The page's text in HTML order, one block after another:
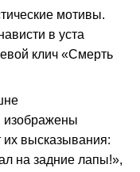
мотивы.
в уста
клич «Смерть
изображены
их высказывания:
на задние лапы!»,